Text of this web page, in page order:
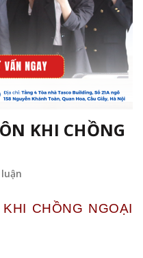
KHI CHỒNG
CHỒNG NGOẠI